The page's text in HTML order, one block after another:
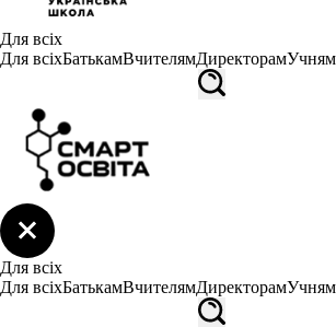
Для всіх
Для всіхБатькамВчителямДиректорамУчням
Для всіх
Для всіхБатькамВчителямДиректорамУчням